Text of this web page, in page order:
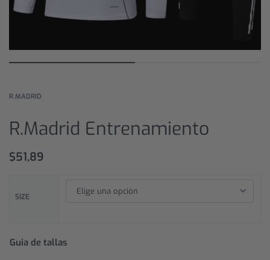
R.MADRID
R.Madrid Entrenamiento
$51,89
SIZE
Guia de tallas